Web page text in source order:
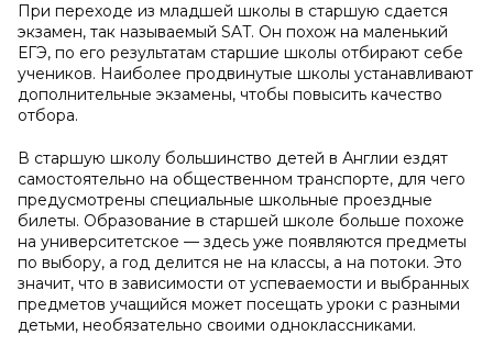
При переходе из младшей школы в старшую сдается
экзамен, так называемый SAT. Он похож на маленький
ЕГЭ, по его результатам старшие школы отбирают себе
учеников. Наиболее продвинутые школы устанавливают
дополнительные экзамены, чтобы повысить качество
отбора.
В старшую школу большинство детей в Англии ездят
самостоятельно на общественном транспорте, для чего
предусмотрены специальные школьные проездные
билеты. Образование в старшей школе больше похоже
на университетское — здесь уже появляются предметы
по выбору, а год делится не на классы, а на потоки. Это
значит, что в зависимости от успеваемости и выбранных
предметов учащийся может посещать уроки с разными
детьми, необязательно своими одноклассниками.